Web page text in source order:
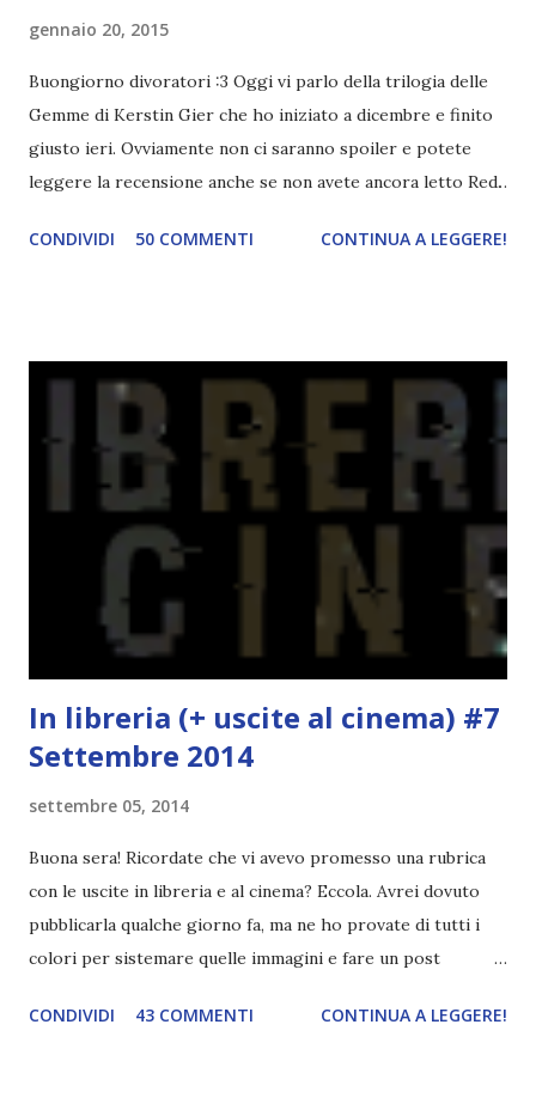
gennaio 20, 2015
Buongiorno divoratori :3 Oggi vi parlo della trilogia delle
Gemme di Kerstin Gier che ho iniziato a dicembre e finito
giusto ieri. Ovviamente non ci saranno spoiler e potete
leggere la recensione anche se non avete ancora letto Red.
Green sono state delle letture molto piacevoli ma non
potete capire le mie aspettative! Innanzitutto, se la Gier o
probabilmente lo avrei apprezzato molto di più. Red è
molto introduttivo, nel senso che in trecento pagine non
succede un bel niente. E non ha nemmeno un finale ._.
finisce esattamente nel bel mezzo della storia (anzi, quale
"mezzo" della storia? Questa storia ha praticamente solo
CONDIVIDI 50 COMMENTI CONTINUA A LEGGERE!
In libreria (+ uscite al cinema) #7
Settembre 2014
settembre 05, 2014
Buona sera! Ricordate che vi avevo promesso una rubrica
con le uscite in libreria e al cinema? Eccola. Avrei dovuto
pubblicarla qualche giorno fa, ma ne ho provate di tutti i
colori per sistemare quelle immagini e fare un post
leggere la trama cliccate sulla copertina. Vi ho segnalato
CONDIVIDI 43 COMMENTI CONTINUA A LEGGERE!